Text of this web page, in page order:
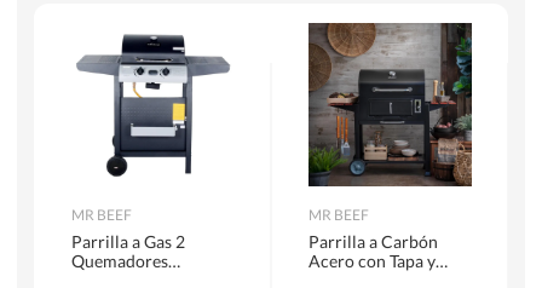
MR BEEF
Parrilla a Gas 2
Quemadores
MR BEEF
Parrilla a Carbón
Acero con Tapa y